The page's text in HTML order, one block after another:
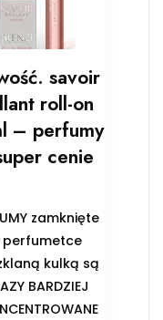
savoir
roll-on
– perfumy
cenie
zamknięte
perfumetce
kulką są
BARDZIEJ